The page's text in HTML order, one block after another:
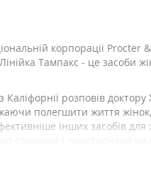
корпорації Procter
Тампакс - це засоби
розповів
полегшити життя
інших засобів для
акушерів-гінекологів